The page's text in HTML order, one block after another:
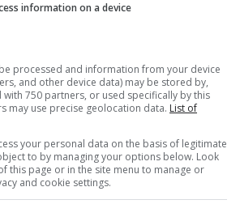
Veľmi silné Krúpy
Táto animácia zobrazujezrážkový
krížiky označujú blesky. Údaje
alebo ľahké sneženie môže byť
tyrkysovej po červenú.
information on a device
processed and information from your device
and other device data) may be stored by,
with 750 partners, or used specifically by this
may use precise geolocation data. List of
your personal data on the basis of legitimate
to by managing your options below. Look
this page or in the site menu to manage or
and cookie settings.